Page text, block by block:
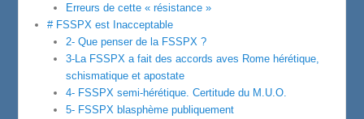
Erreurs de cette « résistance »
# FSSPX est Inacceptable
2- Que penser de la FSSPX ?
3-La FSSPX a fait des accords aves Rome hérétique,
schismatique et apostate
4- FSSPX semi-hérétique. Certitude du M.U.O.
5- FSSPX blasphème publiquement